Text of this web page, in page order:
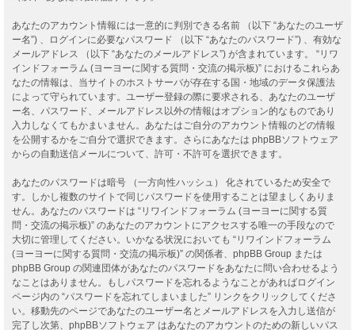
あなたのアカウント情報には一意的に判別できる名前 （以下 “あなたのユーザ
ー名”) 、ログインに必要なパスワード （以下 “あなたのパスワード”) 、有効な
メールアドレス （以下 “あなたのメールアドレス”) が含まれています。 “リワ
インドフォーラム (ヨーヨーに関する質問・交流の掲示板)” におけるこれらあ
なたの情報は、当サイトのホストサーバが存在する国・地域のデータ保護法
によって守られています。ユーザー登録の際に要求される、あなたのユーザ
ー名、パスワード、メールアドレス以外の情報はオプション的なものであり
入力しなくてもかまいません。あなたはご自分のアカウント情報のどの情報
を公開するかをご自分で選択できます。さらにあなたは phpBBソフトウェア
からの自動送信メールについて、許可・不許可を選択できます。
あなたのパスワードは暗号 （一方向性ハッシュ） 化されているため安全で
す。しかし複数のサイトで同じパスワードを使用することは望ましくありま
せん。あなたのパスワードは “リワインドフォーラム (ヨーヨーに関する質
問・交流の掲示板)” のあなたのアカウントにアクセスする唯一の手段なので
大切に管理してください。いかなる状況においても “リワインドフォーラム
(ヨーヨーに関する質問・交流の掲示板)” の関係者、phpBB Group または
phpBB Group の関連団体があなたのパスワードをあなたに問い合わせるよう
なことはありません。もしパスワードを忘れるようなことがあればログイン
ページ内の “パスワードを忘れてしまいました” リンクをクリックしてくださ
い。移動先のページであなたのユーザー名とメールアドレスを入力し送信が
完了し次第、phpBBソフトウェア はあなたのアカウントのための新しいパス